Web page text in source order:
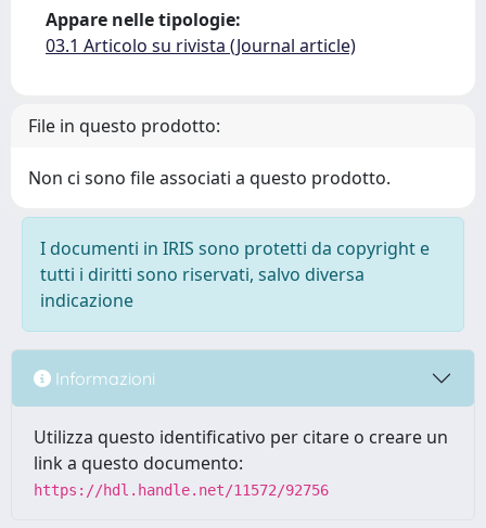
Appare nelle tipologie:
03.1 Articolo su rivista (Journal article)
File in questo prodotto:
Non ci sono file associati a questo prodotto.
I documenti in IRIS sono protetti da copyright e
tutti i diritti sono riservati, salvo diversa
indicazione
Informazioni
Utilizza questo identificativo per citare o creare un
link a questo documento:
https://hdl.handle.net/11572/92756